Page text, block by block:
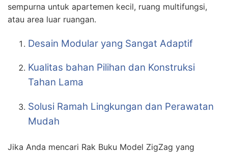
sempurna untuk apartemen kecil, ruang multifungsi,
atau area luar ruangan.
Desain Modular yang Sangat Adaptif
Kualitas bahan Pilihan dan Konstruksi
Tahan Lama
Solusi Ramah Lingkungan dan Perawatan
Mudah
Jika Anda mencari Rak Buku Model ZigZag yang